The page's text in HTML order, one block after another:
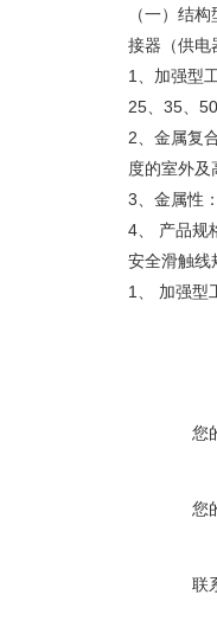
（一）结
接器（供电
1、加强型
25、35、
2、金属复
度的室外及
3、金属性
4、 产品规
安全滑触线
1、 加强型
您
您
联